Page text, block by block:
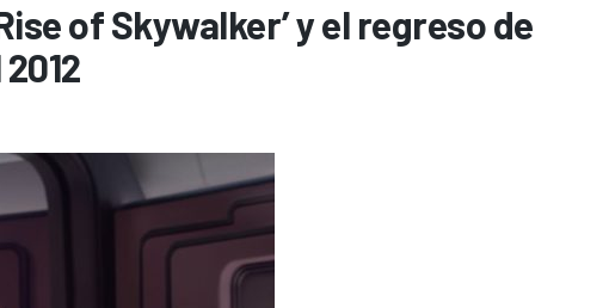
of Skywalker’ y el regreso de